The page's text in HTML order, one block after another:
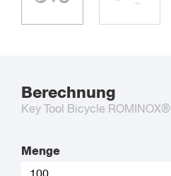
Berechnung
Key Tool Bicycle ROMINOX®
Menge